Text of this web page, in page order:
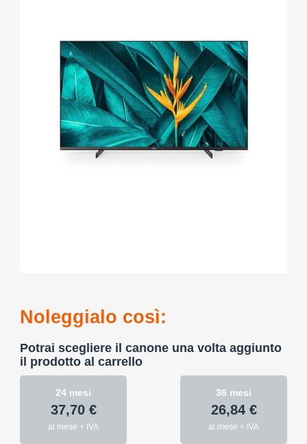
Noleggialo così:
Potrai scegliere il canone una volta aggiunto
il prodotto al carrello
24 mesi
37,70 €
al mese + IVA
36 mesi
26,84 €
al mese + IVA